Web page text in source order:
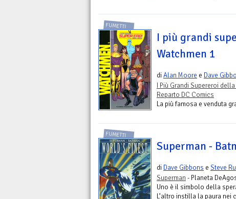
FUMETTI
I più grandi
Watchmen 1
diAlan Moore e Dave
I Più Grandi Supereroi della
Reparto DC Comics
La più famosa e venduta
FUMETTI
Superman -
di Dave Gibbons e Steve
Superman - Planeta
Uno è il simbolo della
L’altro instilla la paura nei